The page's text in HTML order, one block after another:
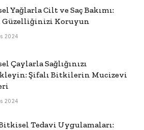
Yağlarla Cilt ve Saç Bakımı:
Güzelliğinizi Koruyun
2024
Çaylarla Sağlığınızı
Şifalı Bitkilerin Mucizevi
2024
Tedavi Uygulamaları: